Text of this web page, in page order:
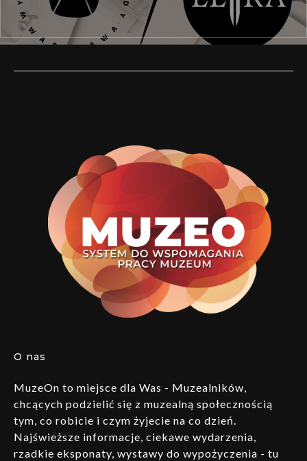
O nas
MuzeOn to miejsce dla Was - Muzealników,
chcących podzielić się z muzealną społecznością
tym, co robicie i czym żyjecie na co dzień.
Najświeższe informacje, ciekawe wydarzenia,
rzadkie eksponaty, wystawy do wypożyczenia - tu